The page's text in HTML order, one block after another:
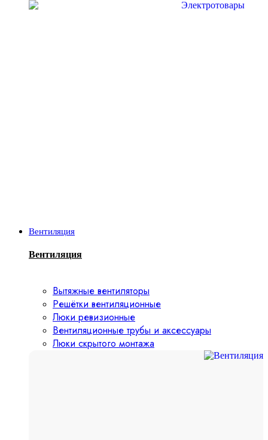
Вентиляция
Вентиляция
Вытяжные вентиляторы
Решётки вентиляционные
Люки ревизионные
Вентиляционные трубы и аксессуары
Люки скрытого монтажа